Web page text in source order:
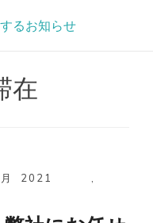
るお知らせ
在
,
2021